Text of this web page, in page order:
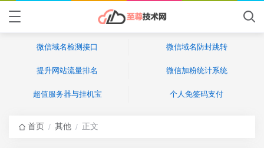
微信域名检测接口 微信域名防封跳转
提升网站流量排名 微信加粉统计系统
超值服务器与挂机宝 个人免签码支付
首页 / 其他 / 正文